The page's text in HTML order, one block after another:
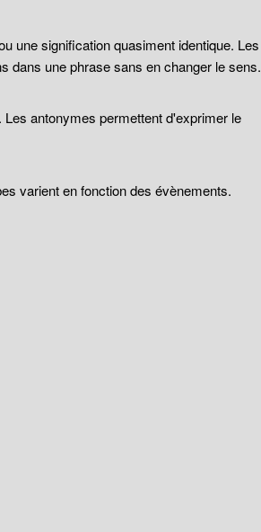
une signification quasiment identique. Les
dans une phrase sans en changer le sens.
antonymes permettent d'exprimer le
varient en fonction des évènements.